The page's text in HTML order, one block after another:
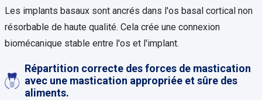
Les implants basaux sont ancrés dans l'os basal cortical non
résorbable de haute qualité. Cela crée une connexion
biomécanique stable entre l'os et l'implant.
Répartition correcte des forces de mastication
avec une mastication appropriée et sûre des
aliments.